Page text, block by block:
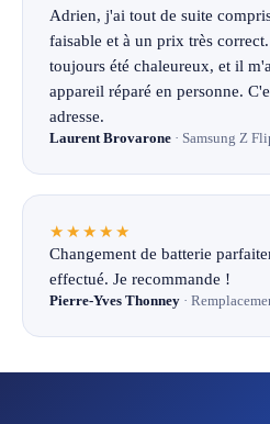
Adrien, j'ai tout de suite
faisable et à un prix très
toujours été chaleureux, et il
appareil réparé en personne.
adresse.
Laurent Brovarone · Samsung Z
★★★★★
Changement de batterie
effectué. Je recommande !
Pierre-Yves Thonney ·